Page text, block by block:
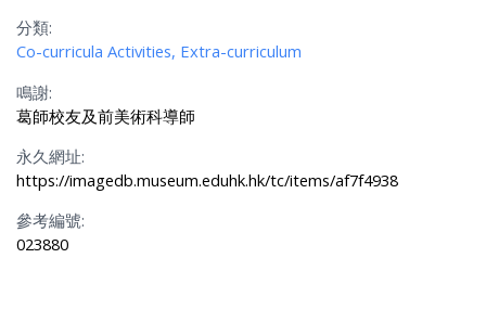
分類:
Co-curricula Activities, Extra-curriculum
鳴謝:
葛師校友及前美術科導師
永久網址:
https://imagedb.museum.eduhk.hk/tc/items/af7f4938
參考編號:
023880